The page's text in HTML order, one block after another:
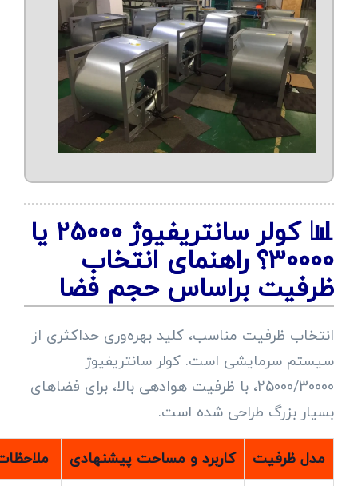
📊 کولر سانتریفیوژ 25000 یا
30000؟ راهنمای انتخاب
ظرفیت براساس حجم فضا
انتخاب ظرفیت مناسب، کلید بهره‌وری حداکثری از
سیستم سرمایشی است. کولر سانتریفیوژ
25000/30000، با ظرفیت هوادهی بالا، برای فضاهای
بسیار بزرگ طراحی شده است.
مدل ظرفیت
کاربرد و مساحت پیشنهادی